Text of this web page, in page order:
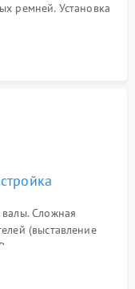
ремней. Установка
и цепях
Сложная
(выставление
прижима